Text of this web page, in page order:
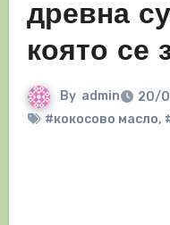
древна
която се
By admin
20/
#кокосово масло,